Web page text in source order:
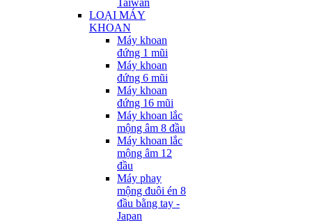
Taiwan
LOẠI MÁY
KHOAN
Máy khoan
đứng 1 mũi
Máy khoan
đứng 6 mũi
Máy khoan
đứng 16 mũi
Máy khoan lắc
mộng âm 8 đầu
Máy khoan lắc
mộng âm 12
đầu
Máy phay
mộng đuôi én 8
đầu bằng tay -
Japan